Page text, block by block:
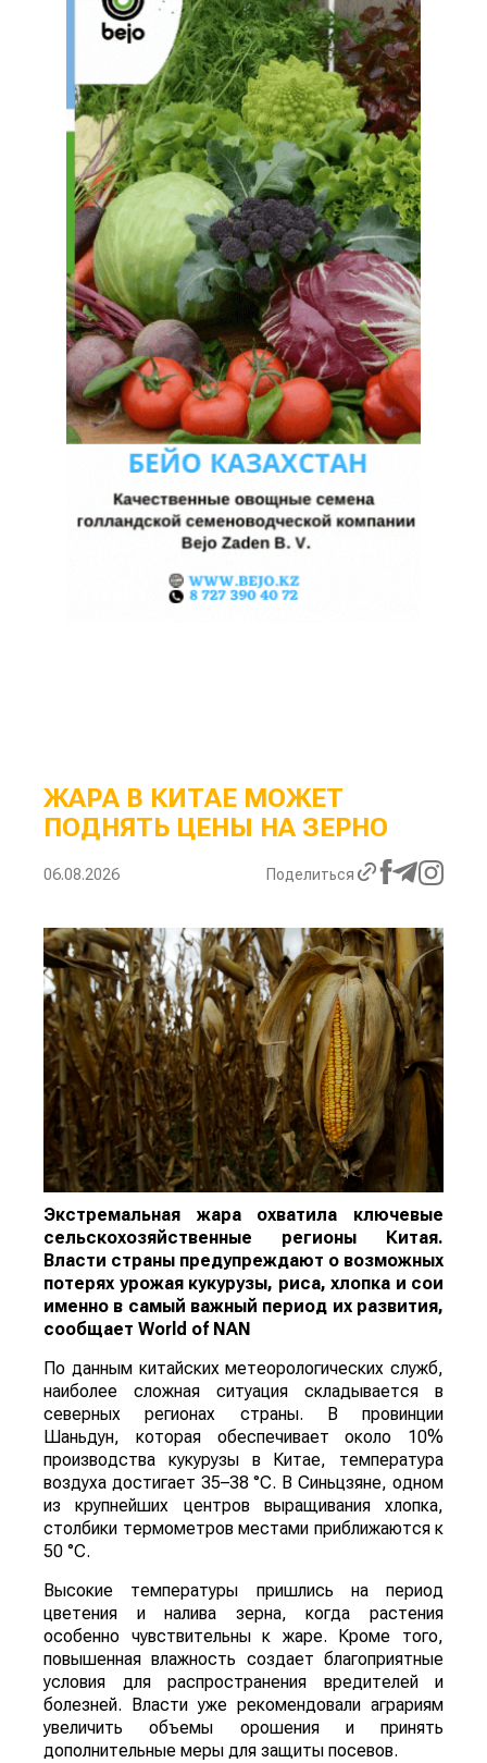
ЖАРА В КИТАЕ МОЖЕТ
ПОДНЯТЬ ЦЕНЫ НА ЗЕРНО
06.08.2026 Поделиться
Экстремальная жара охватила ключевые
сельскохозяйственные регионы Китая.
Власти страны предупреждают о возможных
потерях урожая кукурузы, риса, хлопка и сои
именно в самый важный период их развития,
сообщает World of NAN
По данным китайских метеорологических служб,
наиболее сложная ситуация складывается в
северных регионах страны. В провинции
Шаньдун, которая обеспечивает около 10%
производства кукурузы в Китае, температура
воздуха достигает 35–38 °C. В Синьцзяне, одном
из крупнейших центров выращивания хлопка,
столбики термометров местами приближаются к
50 °C.
Высокие температуры пришлись на период
цветения и налива зерна, когда растения
особенно чувствительны к жаре. Кроме того,
повышенная влажность создает благоприятные
условия для распространения вредителей и
болезней. Власти уже рекомендовали аграриям
увеличить объемы орошения и принять
дополнительные меры для защиты посевов.